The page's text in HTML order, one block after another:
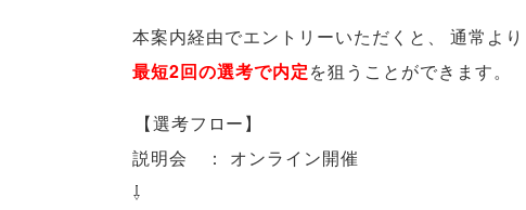
本案内経由でエントリーいただくと 、 通常よ
最短2回の選考で内定を狙うことができます。
【選考フロー】
説明会 ： オンライン開催
⇩